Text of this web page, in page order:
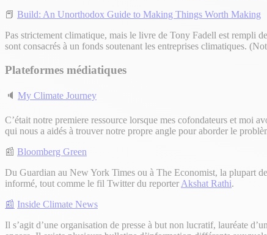
📕 Build: An Unorthodox Guide to Making Things Worth Making
Pas strictement climatique, mais le livre de Tony Fadell est rempli
sont consacrés à un fonds soutenant les entreprises climatiques.
Plateformes médiatiques
🔈 My Climate Journey
C’était notre premiere ressource lorsque mes cofondateurs et moi
qui nous a aidés à trouver notre propre angle pour aborder le
📰 Bloomberg Green
Du Guardian au New York Times ou à The Economist, la plupart
informé, tout comme le fil Twitter du reporter Akshat Rathi.
📰 Inside Climate News
Il s’agit d’une organisation de presse à but non lucratif, lauréate